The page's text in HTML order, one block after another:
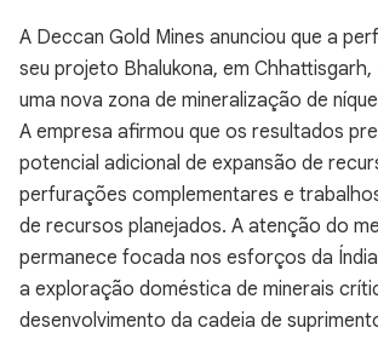
A Deccan Gold Mines anunciou que a
seu projeto Bhalukona, em Chhattisgarh,
uma nova zona de mineralização de
A empresa afirmou que os resultados
potencial adicional de expansão de
perfurações complementares e
de recursos planejados. A atenção do
permanece focada nos esforços da
a exploração doméstica de minerais
desenvolvimento da cadeia de